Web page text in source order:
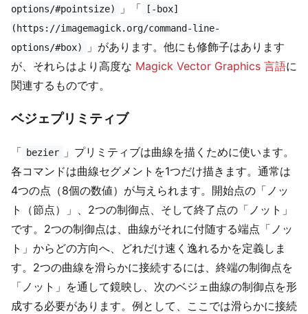
options/#pointsize)
」「
[-box]
(https://imagemagick.org/command-line-
options/#box)
」があります。他にも修飾子はあります
が、それらはより高度な Magick Vector Graphics 言語に
関連するものです。
ベジェプリミティブ
「 bezier
」プリミティブは曲線を描くために使います。
各コマンドは曲線セグメントを1つだけ描きます。通常は
4つの点（8個の数値）が与えられます。開始点の「ノッ
ト（節点）」、2つの制御点、そして終了点の「ノット」
です。2つの制御点は、曲線がそれに付随する端点「ノッ
ト」からどの方向へ、どれだけ速く逸れるかを定義しま
す。2つの曲線を滑らかに接続するには、終端の制御点を
「ノット」を通して鏡映し、次のベジェ曲線の制御点を形
成する必要があります。例として、ここでは滑らかに接続